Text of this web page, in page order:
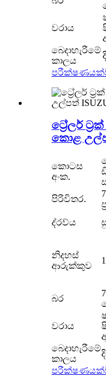
වරාය
බෙදාහැරීමේ
කාලය
පරීක්ෂණයක්
ට්‍රේලර්
කොළ
කොටස
අංක.
පිරිවිතර.
ද්රව්ය
නිදහස්
ආරුක්කුව
බර
වරාය
බෙදාහැරීමේ
කාලය
පරීක්ෂණයක්